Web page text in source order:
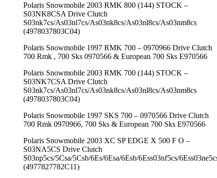
Polaris Snowmobile 2003 RMK 800 (144) STOCK –
S03NK8CSA Drive Clutch
S03nk7cs/As03nl7cs/As03nk8cs/As03nl8cs/As03nm8cs
(4978037803C04)
Polaris Snowmobile 1997 RMK 700 – 0970966 Drive Clutch
700 Rmk , 700 Sks 0970566 & European 700 Sks E970566
Polaris Snowmobile 2003 RMK 700 (144) STOCK –
S03NK7CSA Drive Clutch
S03nk7cs/As03nl7cs/As03nk8cs/As03nl8cs/As03nm8cs
(4978037803C04)
Polaris Snowmobile 1997 SKS 700 – 0970566 Drive Clutch
700 Rmk 0970966, 700 Sks & European 700 Sks E970566
Polaris Snowmobile 2003 XC SP EDGE X 500 F O –
S03NA5CS Drive Clutch
S03np5cs/5Csa/5Csb/6Es/6Esa/6Esb/6Ess03nf5cs/
(4977827782C11)